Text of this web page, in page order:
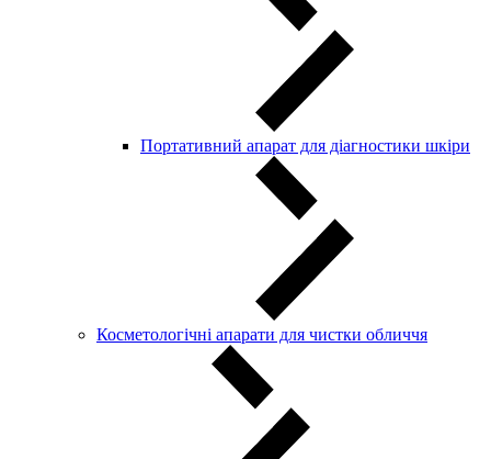
Портативний апарат для діагностики шкіри
Косметологічні апарати для чистки обличчя